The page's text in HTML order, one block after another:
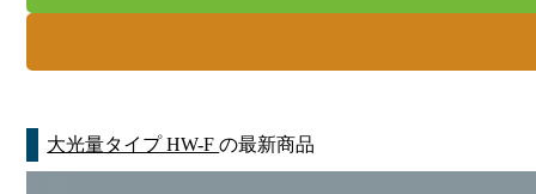
大光量タイプ HW-Fの最新商品